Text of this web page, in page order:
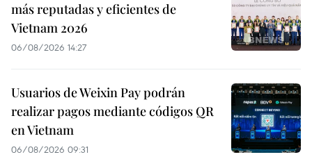
más reputadas y eficientes de
Vietnam 2026
06/08/2026 14:27
Usuarios de Weixin Pay podrán
realizar pagos mediante códigos QR
en Vietnam
06/08/2026 09:31